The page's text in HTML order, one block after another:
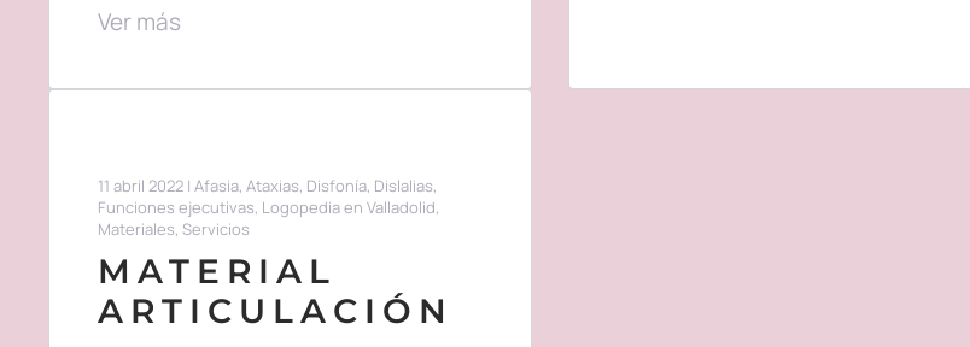
Ver más
11 abril 2022 | Afasia, Ataxias, Disfonía, Dislalias,
Funciones ejecutivas, Logopedia en Valladolid,
Materiales, Servicios
MATERIAL
ARTICULACIÓN